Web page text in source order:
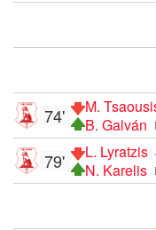
M.
B. Galván
74'
L. Lyratzis
N. Karelis
79'